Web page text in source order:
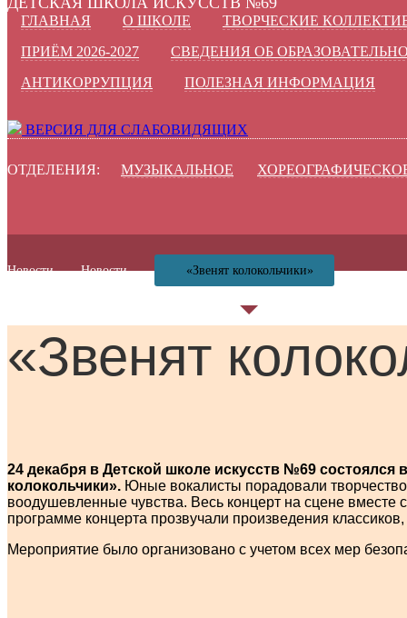
ГЛАВНАЯ О ШКОЛЕ
ТВОРЧЕСКИЕ
ПРИЁМ 2026-2027
СВЕДЕНИЯ ОБ
АНТИКОРРУПЦИЯ
ПОЛЕЗНАЯ ИНФОРМАЦИЯ
ВЕРСИЯ ДЛЯ СЛАБОВИДЯЩИХ
ОТДЕЛЕНИЯ: МУЗЫКАЛЬНОЕ
Новости Новости «Звенят колокольчики»
«Звенят
24 декабря в Детской школе искусств №69
колокольчики». Юные вокалисты порадовали
воодушевленные чувства. Весь концерт на сцене
программе концерта прозвучали произведения
Мероприятие было организовано с учетом всех мер